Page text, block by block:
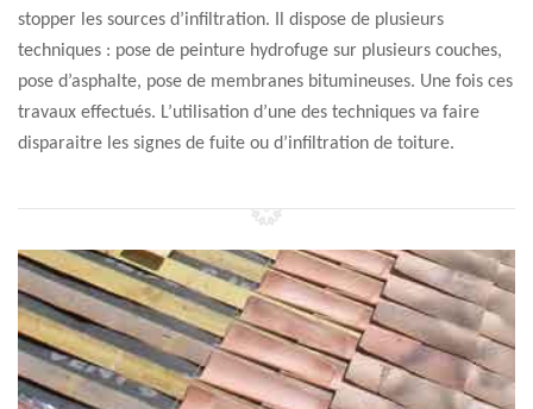
stopper les sources d’infiltration. Il dispose de plusieurs
techniques : pose de peinture hydrofuge sur plusieurs couches,
pose d’asphalte, pose de membranes bitumineuses. Une fois ces
travaux effectués. L’utilisation d’une des techniques va faire
disparaitre les signes de fuite ou d’infiltration de toiture.